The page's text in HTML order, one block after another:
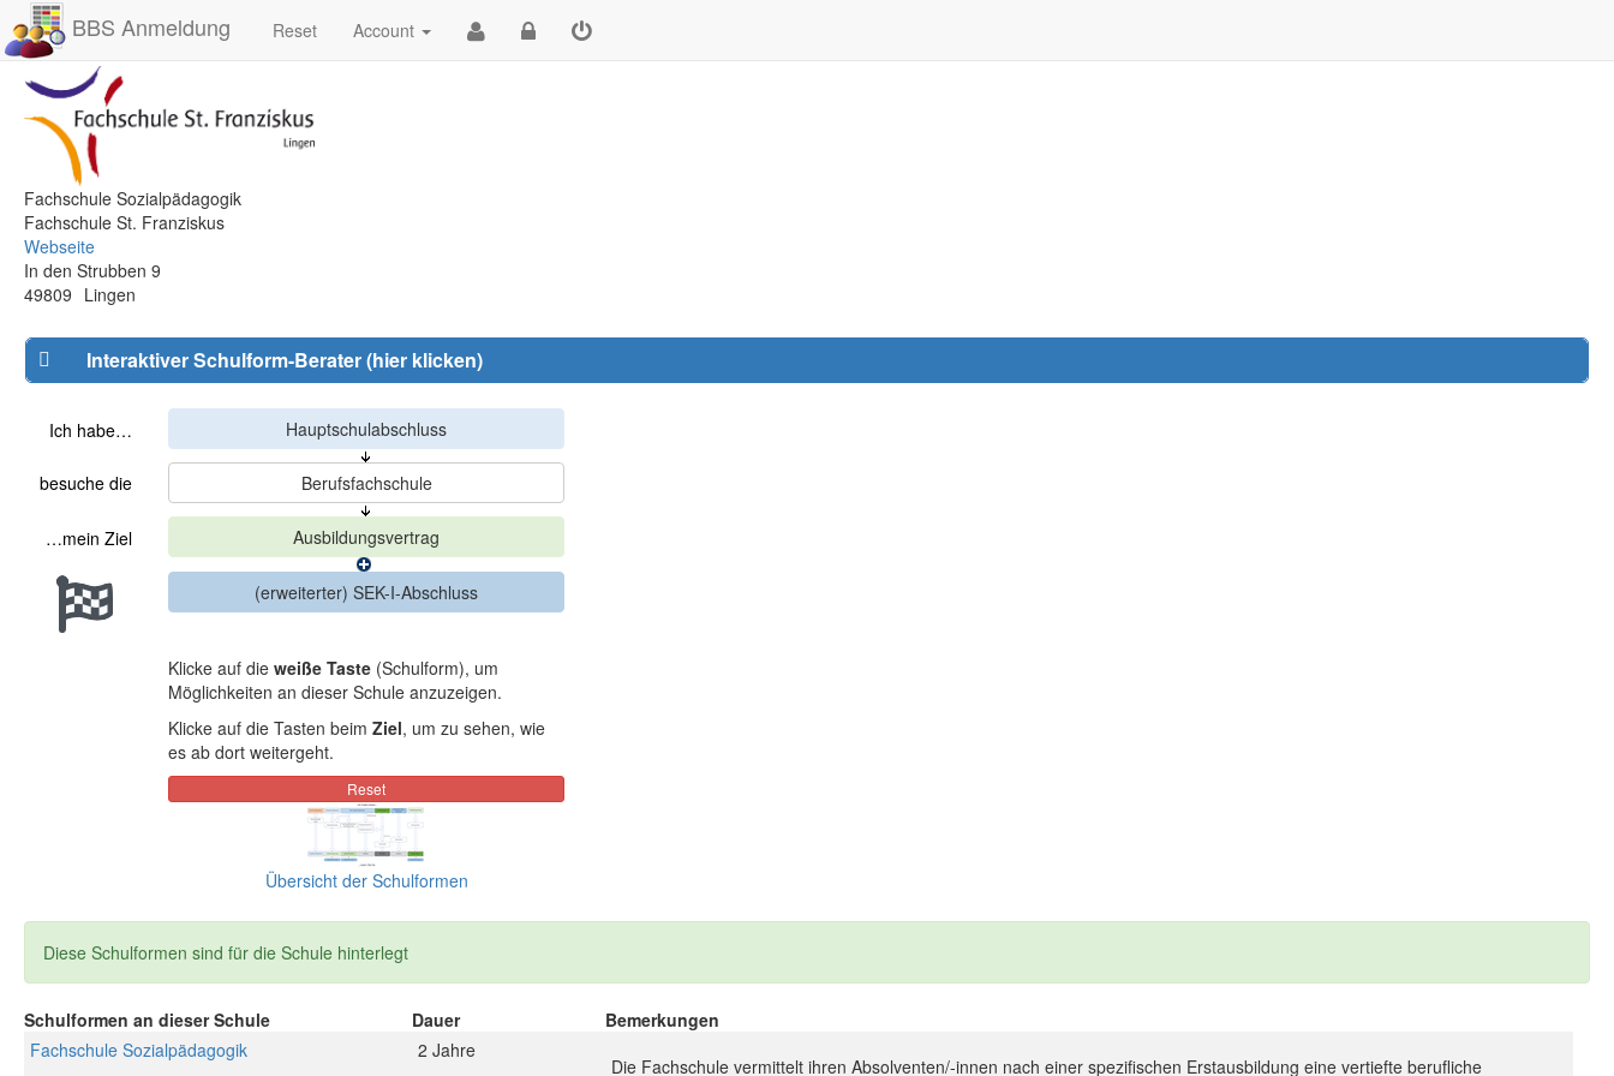
BBS Anmeldung Reset Account
Fachschule Sozialpädagogik
Fachschule St. Franziskus
Webseite
In den Strubben 9
49809 Lingen
Interaktiver Schulform-Berater (hier klicken)
Ich habe…
besuche die
…mein Ziel
Klicke auf die weiße Taste (Schulform), um
Möglichkeiten an dieser Schule anzuzeigen.
Klicke auf die Tasten beim Ziel, um zu sehen, wie
es ab dort weitergeht.
Übersicht der Schulformen
Diese Schulformen sind für die Schule hinterlegt
Schulformen an dieser Schule Dauer
Bemerkungen
Fachschule Sozialpädagogik
2 Jahre
Die Fachschule vermittelt ihren Absolventen/-innen nach einer spezifischen Erstausbildung eine vertiefte berufliche